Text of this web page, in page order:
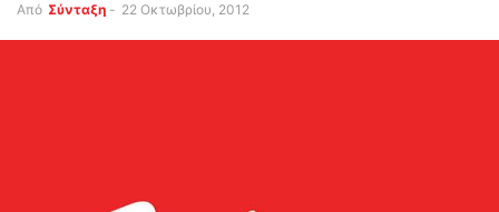
Από Σύνταξη - 22 Οκτωβρίου, 2012